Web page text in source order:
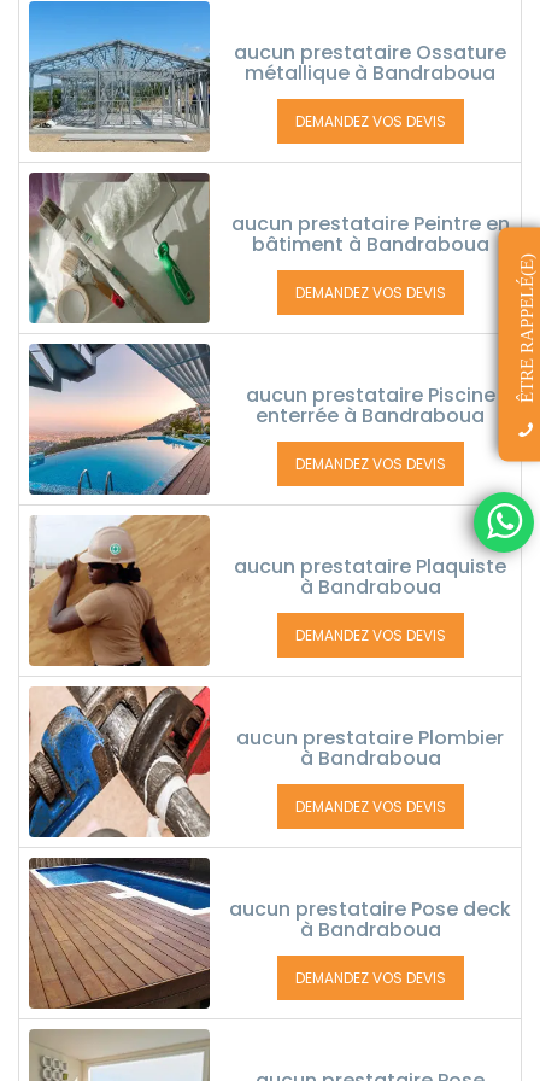
aucun prestataire Ossature
métallique à Bandraboua
DEMANDEZ VOS DEVIS
aucun prestataire Peintre en
bâtiment à Bandraboua
DEMANDEZ VOS DEVIS
aucun prestataire Piscine
enterrée à Bandraboua
DEMANDEZ VOS DEVIS
aucun prestataire Plaquiste
à Bandraboua
DEMANDEZ VOS DEVIS
aucun prestataire Plombier
à Bandraboua
DEMANDEZ VOS DEVIS
aucun prestataire Pose deck
à Bandraboua
DEMANDEZ VOS DEVIS
ÊTRE RAPPELÉ(E)